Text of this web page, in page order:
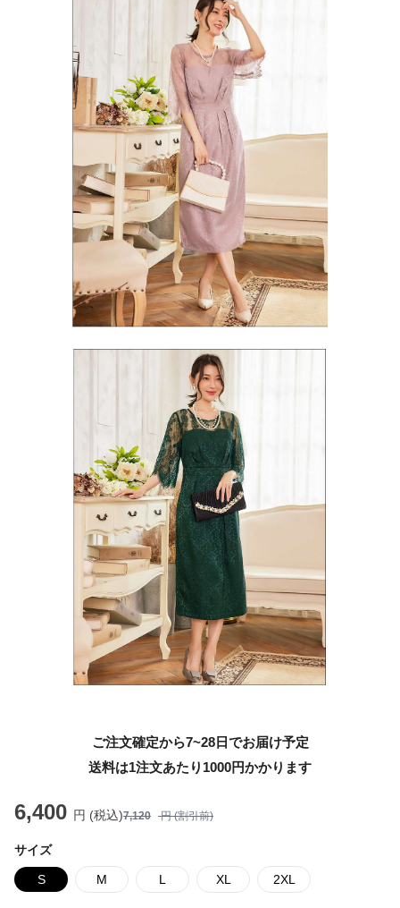
ご注文確定から7~28日でお届け予定
送料は1注文あたり 1000円かかります
6,400 円 (税込)7,120 円 (割引前)
サイズ
S M L XL 2XL